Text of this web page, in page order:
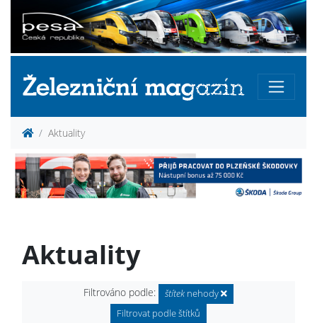
Aktuality
Aktuality
Filtrováno podle: štítek nehody
Filtrovat podle štítků